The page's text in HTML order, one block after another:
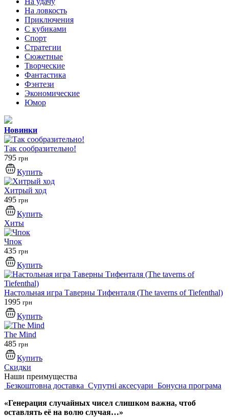
На ловкость
Приключения
С кубиками
Спорт
Стратегии
Сюжетные
Творческие
Фантастика
Фэнтези
Экономические
Юмор
Новинки
Так сообразительно!
795 грн
Купить
Хитрый ход
495 грн
Купить
Хиты
Чпок
435 грн
Купить
Настольная игра Таверны Тифенталя (The taverns of Tiefenthal)
1995 грн
Купить
The Mind
485 грн
Купить
Скидки
Наши преимущества
Безкоштовна доставка Супутні аксесуари Бонусна програма
«Генерация случайных чисел слишком важна, чтоб
оставлять её на волю случая…»